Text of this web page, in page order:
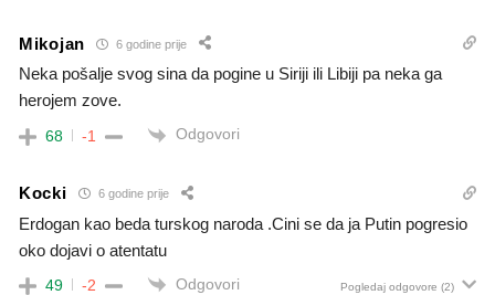
Mikojan 6 godine prije
Neka pošalje svog sina da pogine u Siriji ili Libiji pa neka ga
herojem zove.
68 -1 Odgovori
Kocki 6 godine prije
Erdogan kao beda turskog naroda .Cini se da ja Putin pogresio
oko dojavi o atentatu
49 -2 Odgovori Pogledaj odgovore (2)